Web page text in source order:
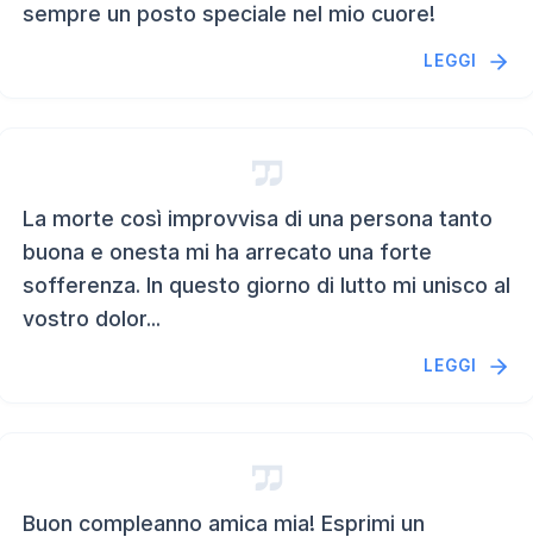
sempre un posto speciale nel mio cuore!
LEGGI
La morte così improvvisa di una persona tanto
buona e onesta mi ha arrecato una forte
sofferenza. In questo giorno di lutto mi unisco al
vostro dolor...
LEGGI
Buon compleanno amica mia! Esprimi un